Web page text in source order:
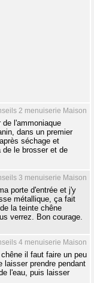
2 menuiserie Maison
l'ammoniaque
dans un premier
séchage et
le brosser et de
3 menuiserie Maison
porte d'entrée et j'y
métallique, ça fait
la teinte chêne
verrez. Bon courage.
4 menuiserie Maison
il faut faire un peu
laisser prendre pendant
l'eau, puis laisser